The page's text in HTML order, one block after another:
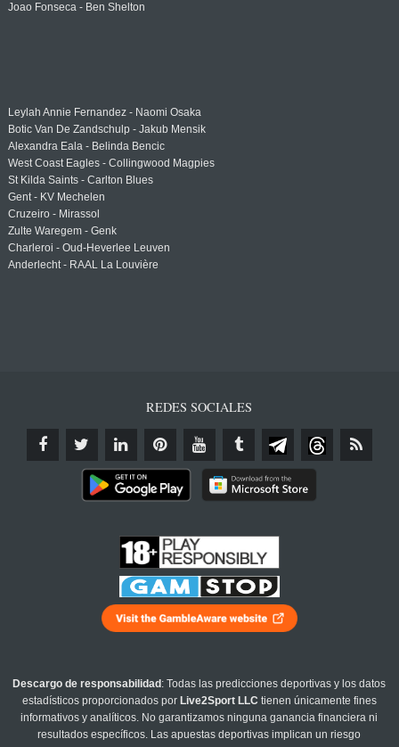
Joao Fonseca - Ben Shelton
Leylah Annie Fernandez - Naomi Osaka
Botic Van De Zandschulp - Jakub Mensik
Alexandra Eala - Belinda Bencic
West Coast Eagles - Collingwood Magpies
St Kilda Saints - Carlton Blues
Gent - KV Mechelen
Cruzeiro - Mirassol
Zulte Waregem - Genk
Charleroi - Oud-Heverlee Leuven
Anderlecht - RAAL La Louvière
REDES SOCIALES
Descargo de responsabilidad : Todas las predicciones deportivas y los datos
estadísticos proporcionados por Live2Sport LLC tienen únicamente fines
informativos y analíticos. No garantizamos ninguna ganancia financiera ni
resultados específicos. Las apuestas deportivas implican un riesgo